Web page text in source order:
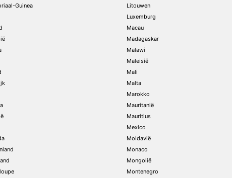
Guinea
Litouwen
Luxemburg
Macau
Madagaskar
Malawi
Maleisië
Mali
Malta
Marokko
Mauritanië
Mauritius
Mexico
Moldavië
Monaco
Mongolië
Montenegro